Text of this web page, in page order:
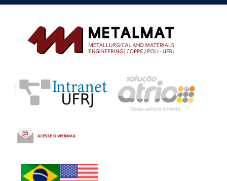
CONTEÚDO